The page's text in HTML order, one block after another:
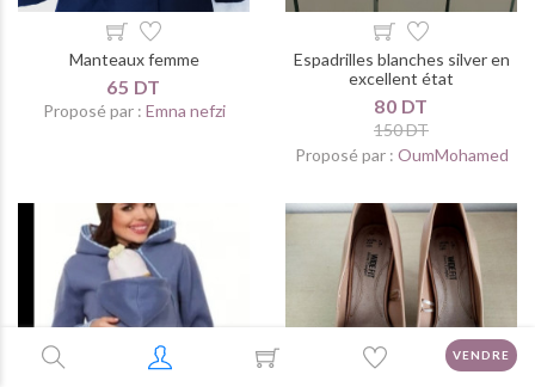
VENDRE
Manteaux femme
65 DT
Proposé par : Emna nefzi
Espadrilles blanches silver en
excellent état
80 DT
150 DT
Proposé par : OumMohamed